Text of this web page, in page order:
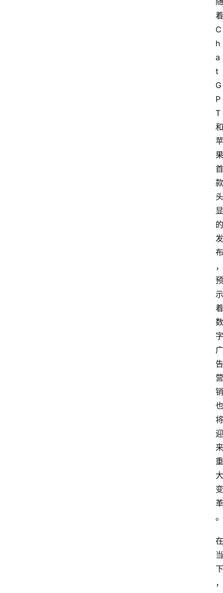
着
C
h
a
t
G
P
T
和
苹
果
首
款
头
显
的
发
布
，
预
示
着
数
字
广
告
营
销
也
将
迎
来
重
大
变
革
。
在
当
下
，